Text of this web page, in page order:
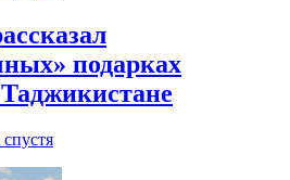
подарках
спустя